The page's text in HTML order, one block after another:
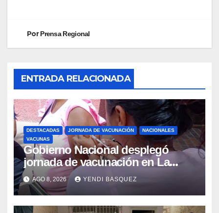
PorPrensa Regional
ENTRADA RELACIONADA
DESTACADAS JORNADA DE VACUNACIÓN
NACIONALES
VACUNAS
Gobierno Nacional desplegó
jornada de vacunación en La
Guaira para garantizar protección
epidemiológica
AGO 8, 2026 YENDI BASQUEZ